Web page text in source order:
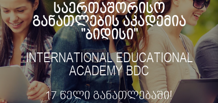
საერთაშორისო
განათლების აკადემია
"ბიდისი"
INTERNATIONAL EDUCATIONAL
ACADEMY BDC
17 წელი განათლებაში!